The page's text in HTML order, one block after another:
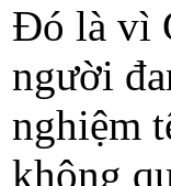
Đó là vì
người
nghiệm
không